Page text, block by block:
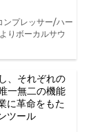
プレッサー/ハー
りボーカルサウ
、それぞれの
一無二の機能
に革命をもた
ツール